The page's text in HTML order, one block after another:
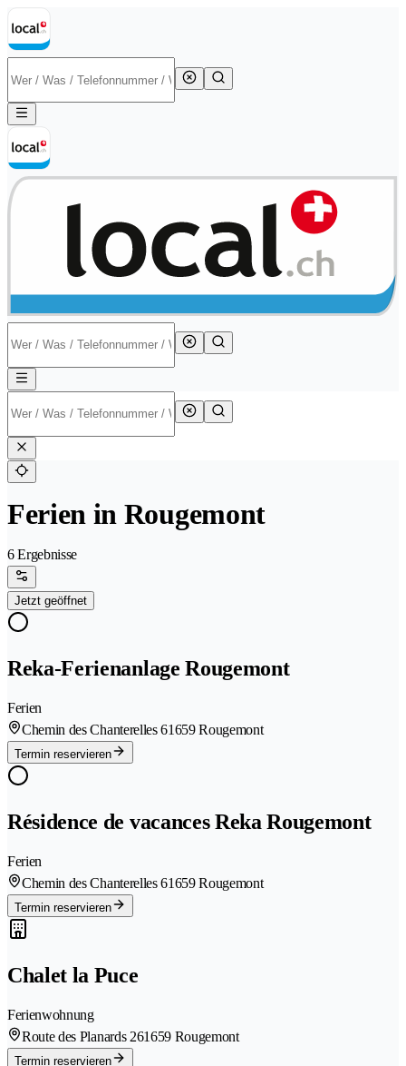
Ferien in Rougemont
6 Ergebnisse
Jetzt geöffnet
Reka-Ferienanlage Rougemont
Ferien
Chemin des Chanterelles 61659 Rougemont
Termin reservieren
Résidence de vacances Reka Rougemont
Ferien
Chemin des Chanterelles 61659 Rougemont
Termin reservieren
Chalet la Puce
Ferienwohnung
Route des Planards 261659 Rougemont
Termin reservieren